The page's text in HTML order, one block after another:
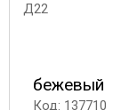
бежевый
Код: 137710